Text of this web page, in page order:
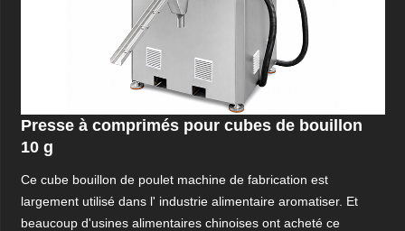
Presse à comprimés pour cubes de bouillon
10 g
Ce cube bouillon de poulet machine de fabrication est
largement utilisé dans l' industrie alimentaire aromatiser. Et
beaucoup d'usines alimentaires chinoises ont acheté ce